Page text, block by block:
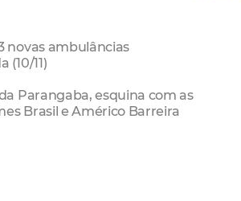
novas ambulâncias
(10/11)
Parangaba, esquina com as
Brasil e Américo Barreira